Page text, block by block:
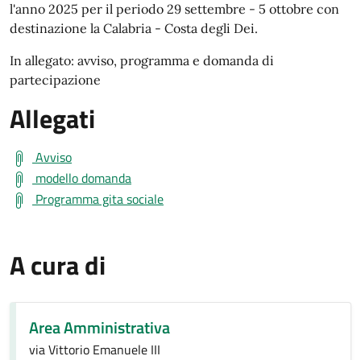
l'anno 2025 per il periodo 29 settembre - 5 ottobre con
destinazione la Calabria - Costa degli Dei.
In allegato: avviso, programma e domanda di
partecipazione
Allegati
Avviso
modello domanda
Programma gita sociale
A cura di
Area Amministrativa
via Vittorio Emanuele III